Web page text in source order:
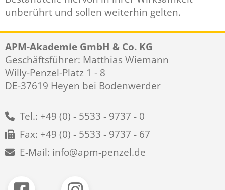
unberührt und sollen weiterhin gelten.
APM-Akademie GmbH & Co. KG
Geschäftsführer: Matthias Wiemann
Willy-Penzel-Platz 1 - 8
DE-37619 Heyen bei Bodenwerder
Tel.: +49 (0) - 5533 - 9737 - 0
Fax: +49 (0) - 5533 - 9737 - 67
E-Mail: info@apm-penzel.de